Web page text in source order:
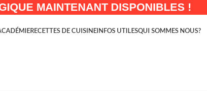
MAINTENANT DISPONIBLES !
RECETTES DE CUISINEINFOS UTILESQUI SOMMES NOUS?